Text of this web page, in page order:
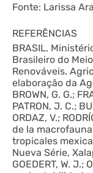
Fonte: Larissa
REFERÊNCIAS
BRASIL.
Brasileiro do
Renováveis.
elaboração da
BROWN, G. G.;
PATRON, J. C.;
ORDAZ, V.;
de la
tropicales
Nueva Série,
GOEDERT, W. J.;